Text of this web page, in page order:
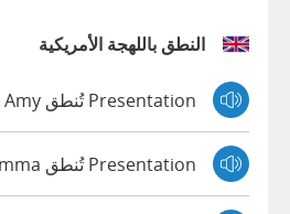
النطق باللهجة الأمريكية
Presentation تُنطق Amy
Presentation تُنطق Emma